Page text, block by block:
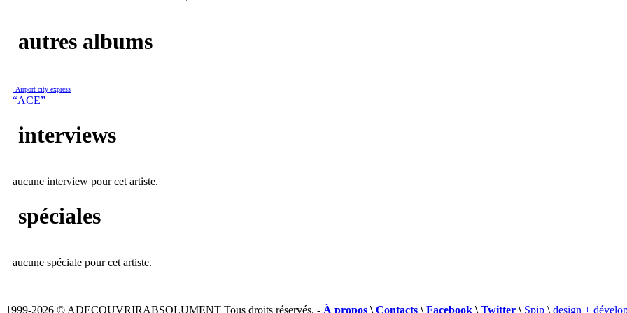
autres albums
Airport city express
“ACE”
interviews
aucune interview pour cet artiste.
spéciales
aucune spéciale pour cet artiste.
1999-2026 © ADECOUVRIRABSOLUMENT Tous droits réservés. - À propos \Contacts \Facebook \Twitter \ Spip \ design +